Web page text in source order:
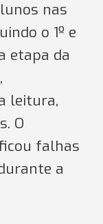
nas
o 1º e
etapa da
leitura,
O
falhas
a